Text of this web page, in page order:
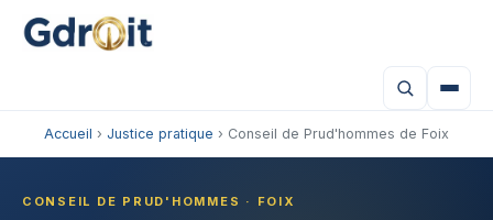
Accueil › Justice pratique › Conseil de Prud'hommes de Foix
CONSEIL DE PRUD'HOMMES · FOIX